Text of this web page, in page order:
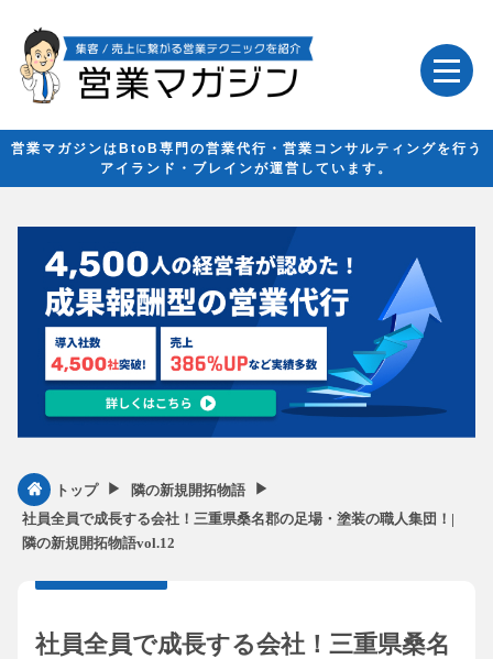
営業マガジンはBtoB専門の営業代行・営業コンサルティングを行う
アイランド・ブレインが運営しています。
トップ ▶︎ 隣の新規開拓物語 ▶︎
社員全員で成長する会社！三重県桑名郡の足場・塗装の職人集団！|
隣の新規開拓物語vol.12
社員全員で成長する会社！三重県桑名